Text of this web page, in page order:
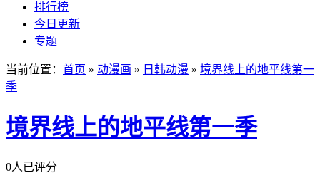
排行榜
今日更新
专题
当前位置： 首页 » 动漫画 » 日韩动漫 » 境界线上的地平线第一
季
境界线上的地平线第一季
0人已评分